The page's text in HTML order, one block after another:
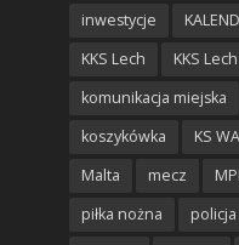
inwestycje
KKS Lech
KKS
komunikacja miejska
koszykówka
KS
Malta
mecz
piłka nożna
policja